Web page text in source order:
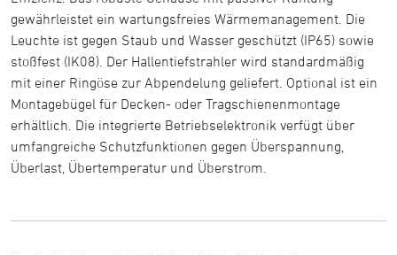
gewährleistet ein wartungsfreies Wärmemanagement. Die
Leuchte ist gegen Staub und Wasser geschützt (IP65) sowie
stoßfest (IK08). Der Hallentiefstrahler wird standardmäßig
mit einer Ringöse zur Abpendelung geliefert. Optional ist ein
Montagebügel für Decken- oder Tragschienenmontage
erhältlich. Die integrierte Betriebselektronik verfügt über
umfangreiche Schutzfunktionen gegen Überspannung,
Überlast, Übertemperatur und Überstrom.